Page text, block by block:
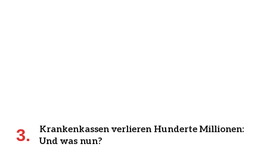
Krankenkassen verlieren Hunderte Millionen:
Und was nun?